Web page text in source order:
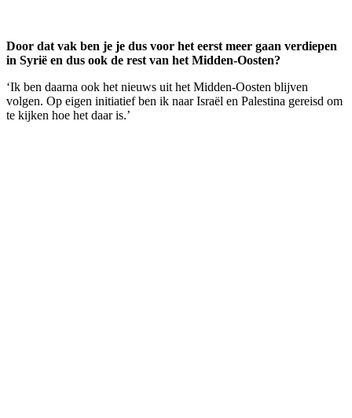
Door dat vak ben je je dus voor het eerst meer gaan verdiepen
in Syrië en dus ook de rest van het Midden-Oosten?
‘Ik ben daarna ook het nieuws uit het Midden-Oosten blijven
volgen. Op eigen initiatief ben ik naar Israël en Palestina gereisd om
te kijken hoe het daar is.’